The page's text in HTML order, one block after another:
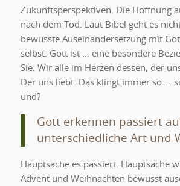
Zukunftsperspektiven. Die Hoffnung
nach dem Tod. Laut Bibel geht es
bewusste Auseinandersetzung mit
selbst. Gott ist … eine besondere
Sie. Wir alle im Herzen dessen, der
Der uns liebt. Das klingt immer so …
und?
Gott erkennen passiert
unterschiedliche Art und
Hauptsache es passiert. Hauptsache
Advent und Weihnachten bewusst